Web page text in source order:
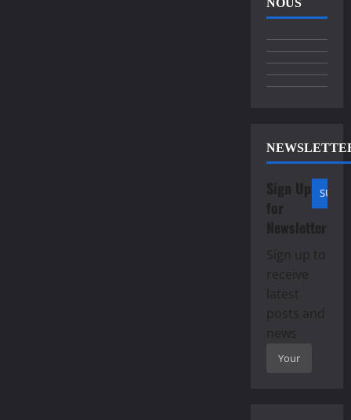
Sign Up
for
Newsletter
Sign up to
receive
latest
posts and
news